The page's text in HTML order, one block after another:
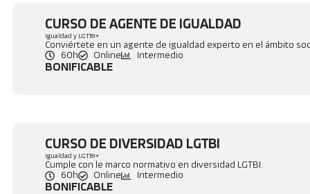
CURSO DE AGENTE DE IGUALDAD
Igualdad y LGTBI+
Conviértete en un agente de igualdad experto en el ámbito
60h
Online Intermedio
BONIFICABLE
CURSO DE DIVERSIDAD LGTBI
Igualdad y LGTBI+
Cumple con le marco normativo en diversidad LGTBI.
60h
Online Intermedio
BONIFICABLE